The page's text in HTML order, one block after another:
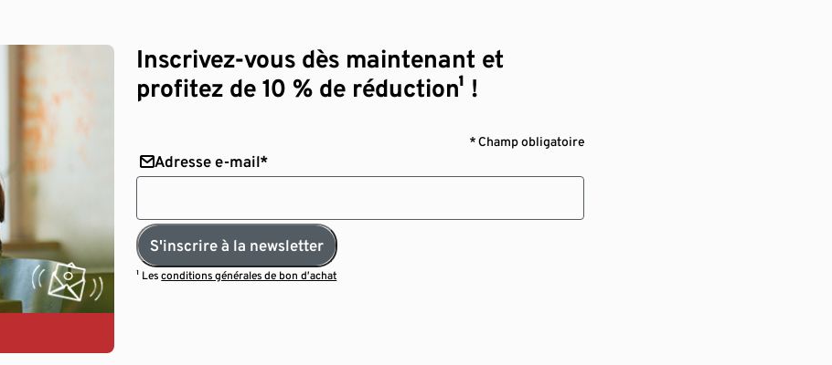
Inscrivez-vous dès maintenant et
profitez de 10 % de réduction¹ !
* Champ obligatoire
Adresse e-mail*
S'inscrire à la newsletter
¹ Lesconditions générales de bon d’achat